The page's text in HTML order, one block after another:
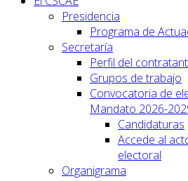
Presidencia
Programa de
Secretaría
Perfil del
Grupos de trabajo
Convocatoria de
Mandato 2026-
Candidaturas
Accede al
electoral
Organigrama